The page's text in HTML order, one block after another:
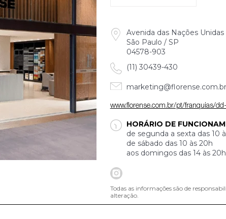
Avenida das Nações Unidas
São Paulo / SP
04578-903
(11) 30439-430
marketing@florense.com.br
www.florense.com.br/pt/franquias/
HORÁRIO DE
de segunda a sexta das 10
de sábado das 10 às 20h
aos domingos das 14 às 20h
Todas as informações são de
alteração.